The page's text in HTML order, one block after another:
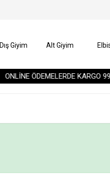
ONLİNE ÖDEMELERDE KARGO
Dış Giyim Alt Giyim